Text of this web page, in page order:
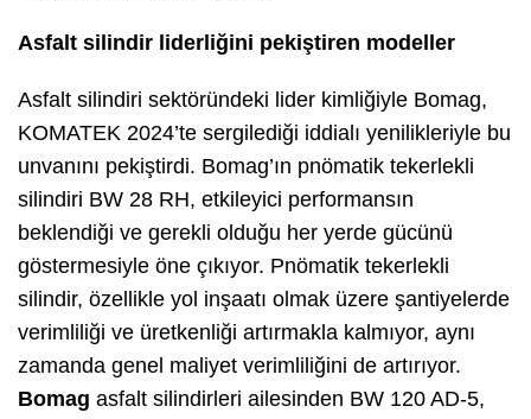
Asfalt silindir liderliğini pekiştiren modeller
Asfalt silindiri sektöründeki lider kimliğiyle Bomag,
KOMATEK 2024’te sergilediği iddialı yenilikleriyle bu
unvanını pekiştirdi. Bomag’ın pnömatik tekerlekli
silindiri BW 28 RH, etkileyici performansın
beklendiği ve gerekli olduğu her yerde gücünü
göstermesiyle öne çıkıyor. Pnömatik tekerlekli
silindir, özellikle yol inşaatı olmak üzere şantiyelerde
verimliliği ve üretkenliği artırmakla kalmıyor, aynı
zamanda genel maliyet verimliliğini de artırıyor.
Bomag asfalt silindirleri ailesinden BW 120 AD-5,